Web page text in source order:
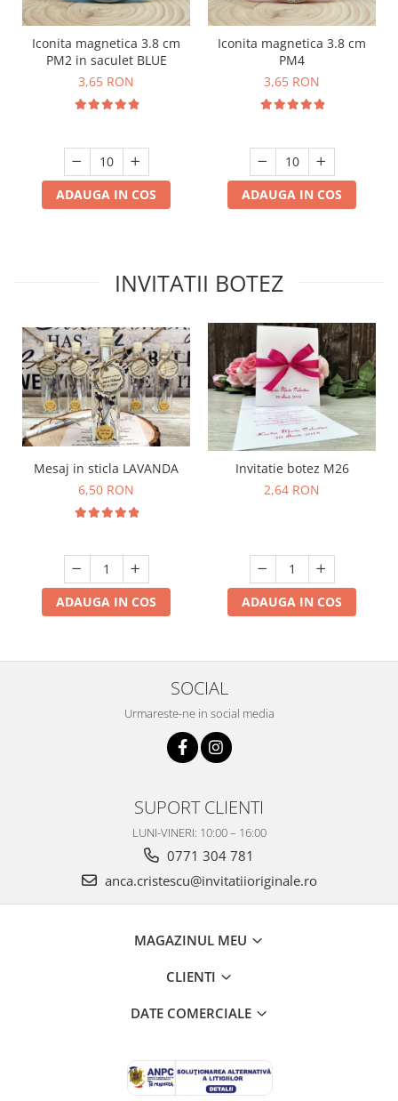
Iconita magnetica 3.8 cm
PM2 in saculet BLUE
3,65 RON
ADAUGA IN COS
Iconita magnetica 3.8 cm
PM4
3,65 RON
ADAUGA IN COS
INVITATII BOTEZ
Mesaj in sticla LAVANDA
6,50 RON
ADAUGA IN COS
Invitatie botez M26
2,64 RON
ADAUGA IN COS
SOCIAL
Urmareste-ne in social media
SUPORT CLIENTI
LUNI-VINERI: 10:00 – 16:00
0771 304 781
anca.cristescu@invitatiioriginale.ro
MAGAZINUL MEU
CLIENTI
DATE COMERCIALE